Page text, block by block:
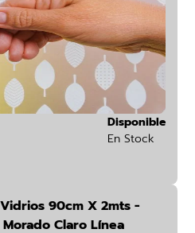
Disponible
En Stock
90cm X 2mts -
Morado Claro Línea